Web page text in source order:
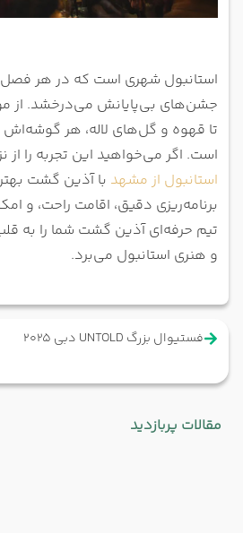
استانبول شهری است که در هر
جشن‌های بی‌پایانش می‌درخشد. از
تا قهوه و گل‌های لاله، هر گوشه‌اش
است. اگر می‌خواهید این تجربه را
استانبول از مشهد با آذین گشت
برنامه‌ریزی دقیق، اقامت راحت، و
تیم حرفه‌ای آذین گشت شما را به
و هنری استانبول می‌برد.
فستیوال بزرگ UNTOLD دبی ۲۰۲۵
مقالات پربازدید